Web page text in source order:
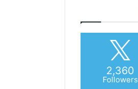
2,360
Followers